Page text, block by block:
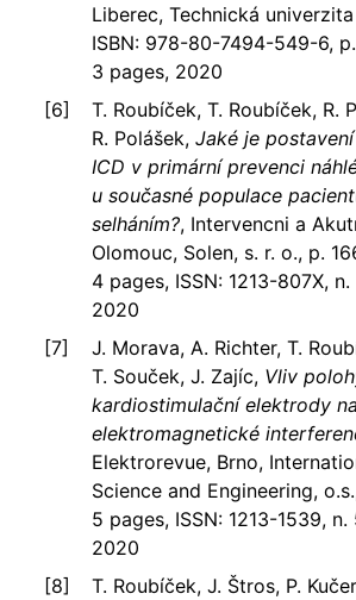
Liberec, Technická
ISBN: 978-80-7494-549-6,
3 pages, 2020
T. Roubíček, T. Roubíček, R.
R. Polášek, Jaké je
ICD v primární prevenci
u současné populace
selháním?, Intervencni a
Olomouc, Solen, s. r. o., p.
4 pages, ISSN: 1213-807X, n.
2020
J. Morava, A. Richter, T.
T. Souček, J. Zajíc, Vliv
kardiostimulační elektrody
elektromagnetické
Elektrorevue, Brno,
Science and Engineering,
5 pages, ISSN: 1213-1539, n.
2020
T. Roubíček, J. Štros, P.